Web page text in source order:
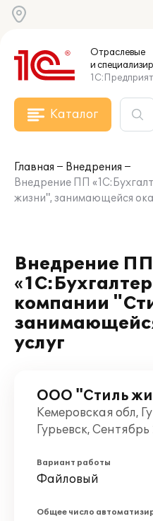
Отраслевые
и
Каталог
Главная
Внедрения
Внедрение ПП
жизни", занимающейся
Внедрение ПП
компании
услуг
ООО "Стиль
Кемеровская обл,
Гурьевск,
Вариант работы
Файловый
Общее число